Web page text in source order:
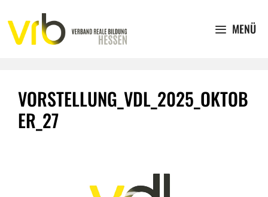
Inhalt
springen
MENÜ
VORSTELLUNG_VDL_2025_OKTOB
ER_27